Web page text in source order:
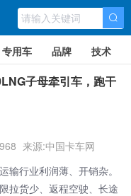
专用车 品牌 技术
子母牵引车，跑干
来源:中国卡车网
输行业利润薄、开销杂。
拉货少、返程空驶、长途